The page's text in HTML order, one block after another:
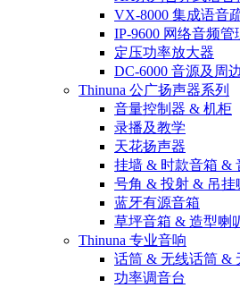
VX-8000 集成语音
IP-9600 网络音频管
定压功率放大器
DC-6000 音源及周
Thinuna 公广扬声器系列
音量控制器 & 机柜
录播及教学
天花扬声器
挂墙 & 时款音箱 &
号角 & 投射 & 吊挂
蓝牙有源音箱
草坪音箱 & 造型喇
Thinuna 专业音响
话筒 & 无线话筒 &
功率调音台